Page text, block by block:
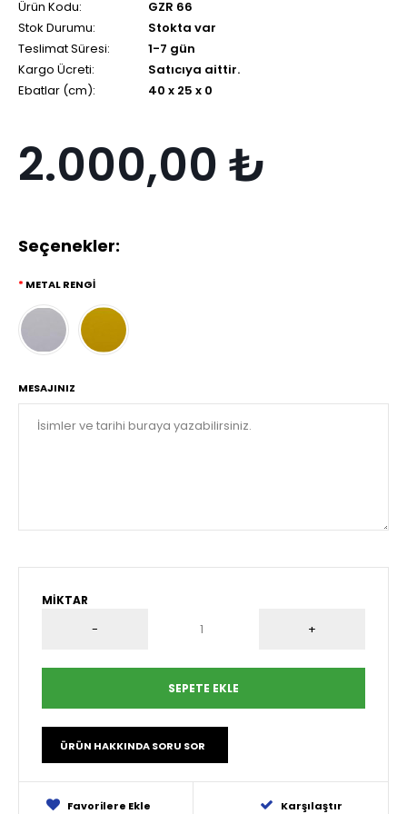
Ürün Kodu:
GZR 66
Stok Durumu:
Stokta var
Teslimat Süresi:
1-7 gün
Kargo Ücreti:
Satıcıya aittir.
Ebatlar (cm):
40 x 25 x 0
2.000,00 ₺
Seçenekler:
METAL RENGİ
MESAJINIZ
MIKTAR
ÜRÜN HAKKINDA SORU SOR
Favorilere Ekle Karşılaştır